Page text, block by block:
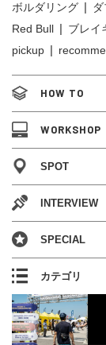
ボルダリング
Red Bull
ブレイ
pickup
HOW TO
WORKSHOP
SPOT
INTERVIEW
SPECIAL
カテゴリ